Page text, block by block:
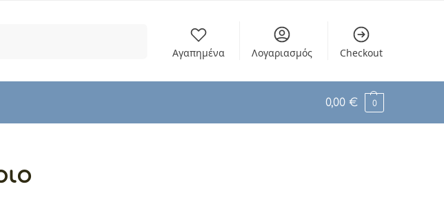
Αγαπημένα Λογαριασμός Checkout
0,00 € 0